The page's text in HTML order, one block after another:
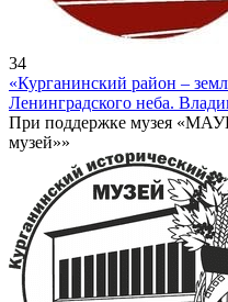
34
«Курганинский район –
Ленинградского неба.
При поддержке музея
музей»»